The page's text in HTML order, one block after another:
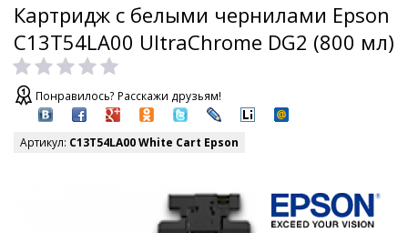
Картридж с белыми чернилами Epson
C13T54LA00 UltraChrome DG2 (800 мл)
Понравилось? Расскажи друзьям!
Артикул: C13T54LA00 White Cart Epson